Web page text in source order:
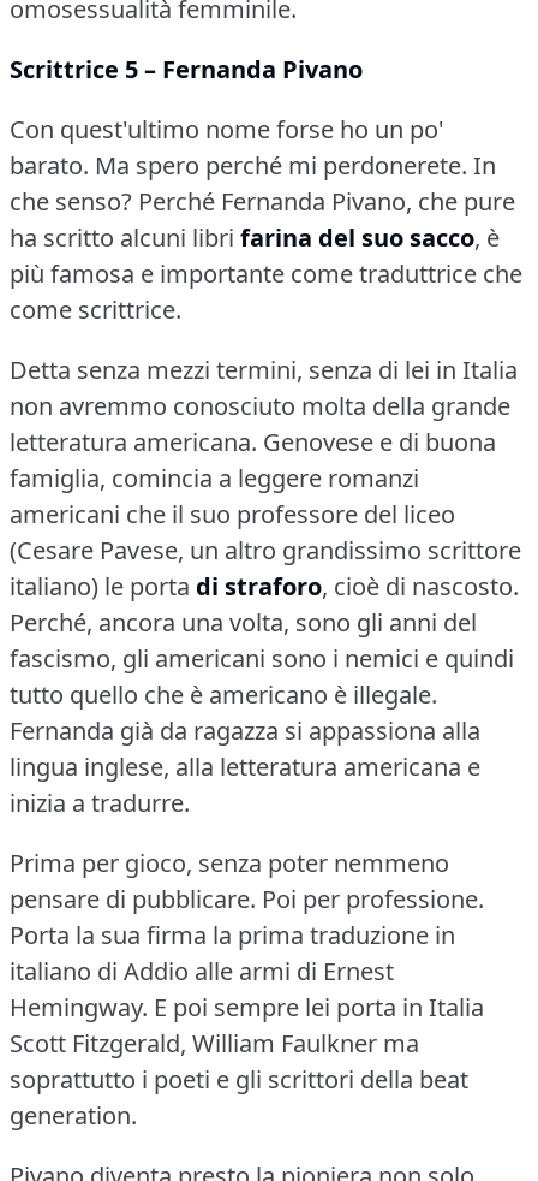
omosessualità femminile.
Scrittrice 5 – Fernanda Pivano
Con quest'ultimo nome forse ho un po'
barato. Ma spero perché mi perdonerete. In
che senso? Perché Fernanda Pivano, che pure
ha scritto alcuni libri farina del suo sacco, è
più famosa e importante come traduttrice che
come scrittrice.
Detta senza mezzi termini, senza di lei in Italia
non avremmo conosciuto molta della grande
letteratura americana. Genovese e di buona
famiglia, comincia a leggere romanzi
americani che il suo professore del liceo
(Cesare Pavese, un altro grandissimo scrittore
italiano) le porta di straforo, cioè di nascosto.
Perché, ancora una volta, sono gli anni del
fascismo, gli americani sono i nemici e quindi
tutto quello che è americano è illegale.
Fernanda già da ragazza si appassiona alla
lingua inglese, alla letteratura americana e
inizia a tradurre.
Prima per gioco, senza poter nemmeno
pensare di pubblicare. Poi per professione.
Porta la sua firma la prima traduzione in
italiano di Addio alle armi di Ernest
Hemingway. E poi sempre lei porta in Italia
Scott Fitzgerald, William Faulkner ma
soprattutto i poeti e gli scrittori della beat
generation.